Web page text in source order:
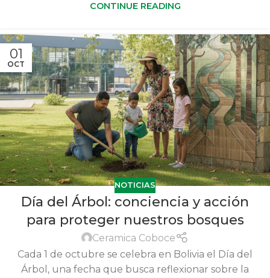
CONTINUE READING
01
OCT
NOTICIAS
Día del Árbol: conciencia y acción
para proteger nuestros bosques
Ceramica Coboce
Cada 1 de octubre se celebra en Bolivia el Día del
Árbol, una fecha que busca reflexionar sobre la